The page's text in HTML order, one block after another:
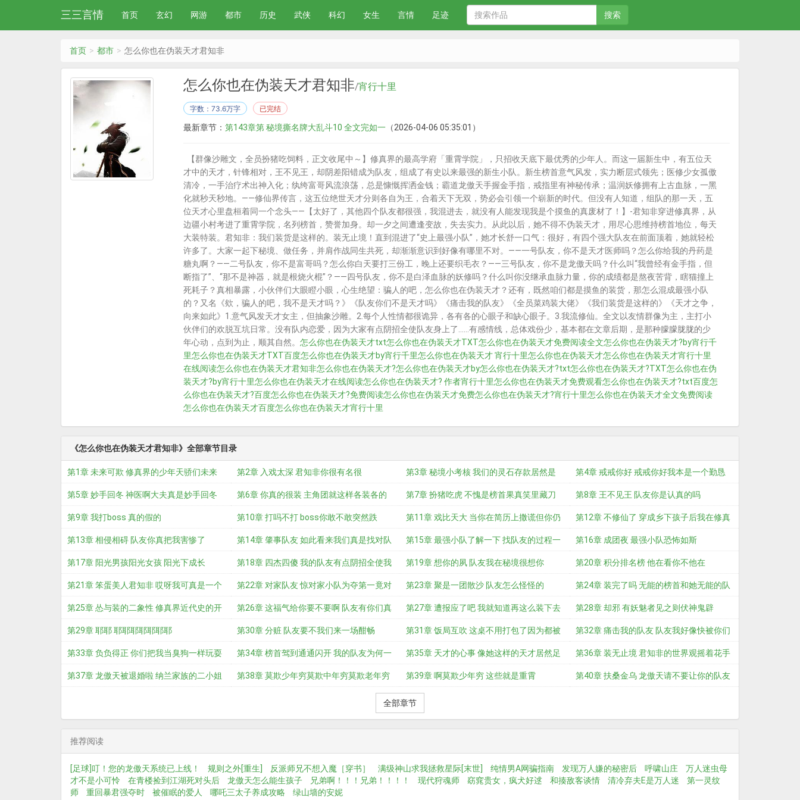
三三言情 首页 玄幻 网游 都市 历史 武侠 科幻 女生 言情 足迹 搜索
首页 都市 怎么你也在伪装天才君知非
怎么你也在伪装天才君知非/宵行十里
字数：73.6万字 已完结
最新章节： 第143章第 秘境撕名牌大乱斗10 全文完如一（2026-04-06 05:35:01）
【群像沙雕文，全员扮猪吃饲料，正文收尾中～】修真界的最高学府「重霄学院」，只招收天底下最优秀的少年人。而这一届新生中，有五位天
才中的天才，针锋相对，王不见王，却阴差阳错成为队友，组成了有史以来最强的新生小队。新生榜首意气风发，实力断层式领先；医修少女孤傲
清冷，一手治疗术出神入化；纨绔富哥风流浪荡，总是慷慨挥洒金钱；霸道龙傲天手握金手指，戒指里有神秘传承；温润妖修拥有上古血脉，一黑
化就秒天秒地。——修仙界传言，这五位绝世天才分则各自为王，合着天下无双，势必会引领一个崭新的时代。但没有人知道，组队的那一天，五
位天才心里盘桓着同一个念头——【太好了，其他四个队友都很强，我混进去，就没有人能发现我是个摸鱼的真废材了！】-君知非穿进修真界，从
边疆小村考进了重霄学院，名列榜首，赞誉加身。却一夕之间遭逢变故，失去实力。从此以后，她不得不伪装天才，用尽心思维持榜首地位，每天
大装特装。君知非：我们装货是这样的。装无止境！直到混进了“史上最强小队”，她才长舒一口气：很好，有四个强大队友在前面顶着，她就轻松
许多了。大家一起下秘境、做任务，并肩作战同生共死，却渐渐意识到好像有哪里不对。——一号队友，你不是天才医师吗？怎么你给我的丹药是
糖丸啊？——二号队友，你不是富哥吗？怎么你白天要打三份工，晚上还要织毛衣？——三号队友，你不是龙傲天吗？什么叫“我曾经有金手指，但
断指了”、“那不是神器，就是根烧火棍”？——四号队友，你不是白泽血脉的妖修吗？什么叫你没继承血脉力量，你的成绩都是熬夜苦背，瞎猫撞上
死耗子？真相暴露，小伙伴们大眼瞪小眼，心生绝望：骗人的吧，怎么你也在伪装天才？还有，既然咱们都是摸鱼的装货，那怎么混成最强小队
的？又名《欸，骗人的吧，我不是天才吗？》《队友你们不是天才吗》《痛击我的队友》《全员菜鸡装大佬》《我们装货是这样的》《天才之争，
向来如此》1.意气风发天才女主，但抽象沙雕。2.每个人性情都很诡异，各有各的心眼子和缺心眼子。3.我流修仙。全文以友情群像为主，主打小
伙伴们的欢脱互坑日常。没有队内恋爱，因为大家有点阴招全使队友身上了……有感情线，总体戏份少，基本都在文章后期，是那种朦朦胧胧的少
年心动，点到为止，顺其自然。 怎么你也在伪装天才txt怎么你也在伪装天才TXT怎么你也在伪装天才免费阅读全文怎么你也在伪装天才?by宵行千
里怎么你也在伪装天才TXT百度怎么你也在伪装天才by宵行千里怎么你也在伪装天才 宵行十里怎么你也在伪装天才怎么你也在伪装天才宵行十里
在线阅读怎么你也在伪装天才君知非怎么你也在伪装天才?怎么你也在伪装天才by怎么你也在伪装天才?txt怎么你也在伪装天才?TXT怎么你也在伪
装天才?by宵行十里怎么你也在伪装天才在线阅读怎么你也在伪装天才? 作者宵行十里怎么你也在伪装天才免费观看怎么你也在伪装天才?txt百度怎
么你也在伪装天才?百度怎么你也在伪装天才?免费阅读怎么你也在伪装天才免费怎么你也在伪装天才?宵行十里怎么你也在伪装天才全文免费阅读
怎么你也在伪装天才百度怎么你也在伪装天才宵行十里
《怎么你也在伪装天才君知非》全部章节目录
第1章 未来可欺 修真界的少年天骄们未来
可
第2章 入戏太深 君知非你很有名很 第3章 秘境小考核 我们的灵石存款居然是
零耶
第4章 戒戒你好 戒戒你好我本是一个勤恳
修
第5章 妙手回冬 神医啊大夫真是妙手回冬 第6章 你真的很装 主角团就这样各装各的 第7章 扮猪吃虎 不愧是榜首果真笑里藏刀 第8章 王不见王 队友你是认真的吗
第9章 我打boss 真的假的 第10章 打吗不打 boss你敢不敢突然跌 第11章 戏比天大 当你在简历上撒谎但你仍
得
第12章 不修仙了 穿成乡下孩子后我在修真
第13章 相侵相碍 队友你真把我害惨了 第14章 肇事队友 如此看来我们真是找对队
友
第15章 最强小队了解一下 找队友的过程一
波三
第16章 成团夜 最强小队恐怖如斯
第17章 阳光男孩阳光女孩 阳光下成长 第18章 四杰四傻 我的队友有点阴招全使我
身上
第19章 想你的夙 队友我在秘境很想你 第20章 积分排名榜 他在看你不他在
第21章 笨蛋美人君知非 哎呀我可真是一个
迷
第22章 对家队友 惊对家小队为夺第一竟对 第23章 聚是一团散沙 队友怎么怪怪的 第24章 装完了吗 无能的榜首和她无能的队
友
第25章 怂与装的二象性 修真界近代史的开
端
第26章 这福气给你要不要啊 队友有你们真
是
第27章 遭报应了吧 我就知道再这么装下去
迟
第28章 却邪 有妖魅者见之则伏神鬼辟
第29章 耶耶 耶耶耶耶耶耶耶 第30章 分赃 队友要不我们来一场酣畅 第31章 饭局互吹 这桌不用打包了因为都被
这
第32章 痛击我的队友 队友我好像快被你们
打
第33章 负负得正 你们把我当臭狗一样玩耍 第34章 榜首驾到通通闪开 我的队友为何一
言不
第35章 天才的心事 像她这样的天才居然足
足
第36章 装无止境 君知非的世界观摇着花手
飞走
第37章 龙傲天被退婚啦 纳兰家族的二小姐 第38章 莫欺少年穷莫欺中年穷莫欺老年穷 第39章 啊莫欺少年穷 这些就是重霄 第40章 扶桑金乌 龙傲天请不要让你的队友
全部章节
推荐阅读
[足球]叮！您的龙傲天系统已上线！ 规则之外[重生] 反派师兄不想入魔［穿书］ 满级神山求我拯救星际[末世] 纯情男A网骗指南 发现万人嫌的秘密后 呼啸山庄
万人迷虫母
才不是小可怜
在青楼捡到江湖死对头后 龙傲天怎么能生孩子 兄弟啊！！！兄弟！！！！ 现代狩魂师 窈窕贵女，疯犬好逑 和揍敌客谈情 清冷弃夫E是万人迷
第一灵纹
师
重回暴君强夺时 被催眠的爱人 哪吒三太子养成攻略 绿山墙的安妮